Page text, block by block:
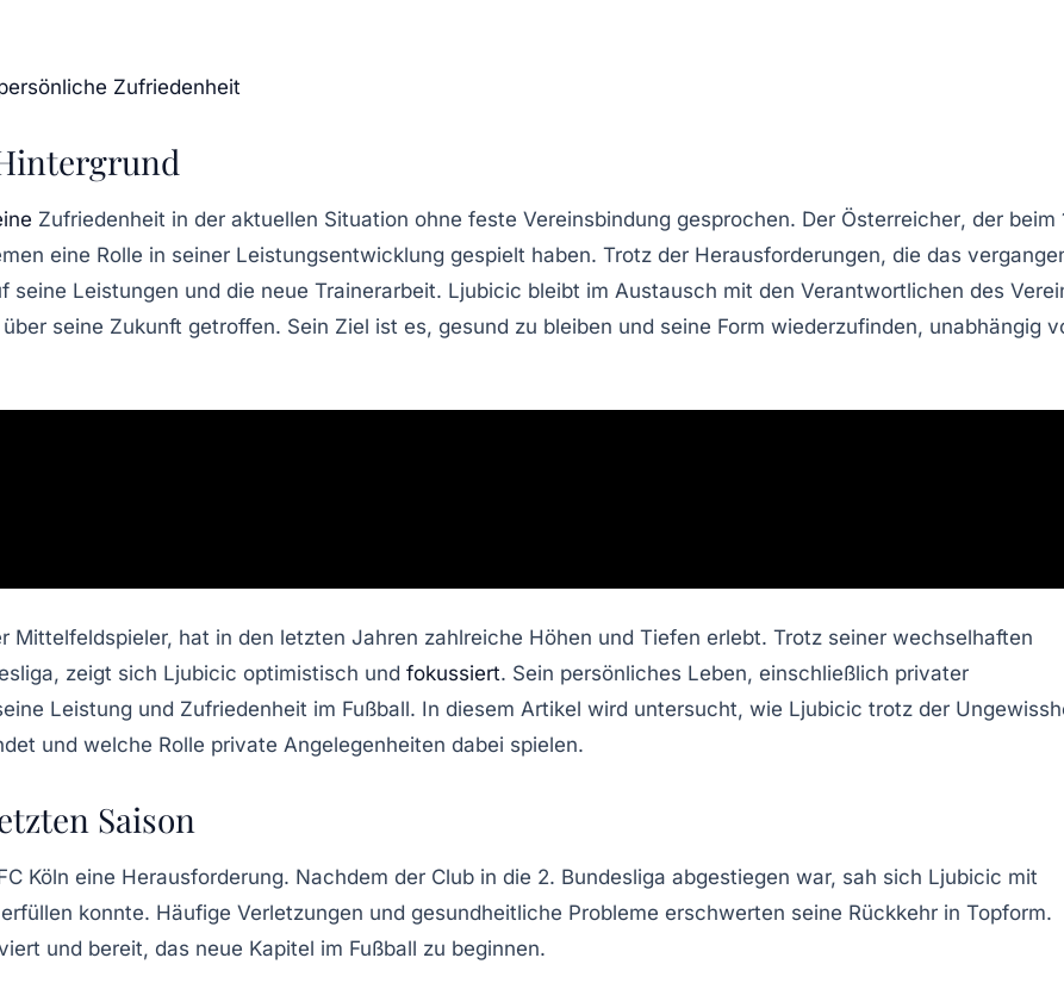
Zufriedenheit
Zufriedenheit in der aktuellen Situation ohne feste Vereinsbindung gesprochen. Der Österreicher, der beim
eine Rolle in seiner Leistungsentwicklung gespielt haben. Trotz der Herausforderungen, die das
seine Leistungen und die neue Trainerarbeit. Ljubicic bleibt im Austausch mit den Verantwortlichen des
seine Zukunft getroffen. Sein Ziel ist es, gesund zu bleiben und seine Form wiederzufinden, unabhängig
Mittelfeldspieler, hat in den letzten Jahren zahlreiche Höhen und Tiefen erlebt. Trotz seiner wechselhaften
zeigt sich Ljubicic optimistisch und fokussiert. Sein persönliches Leben, einschließlich privater
Leistung und Zufriedenheit im Fußball. In diesem Artikel wird untersucht, wie Ljubicic trotz der
und welche Rolle private Angelegenheiten dabei spielen.
Saison
Köln eine Herausforderung. Nachdem der Club in die 2. Bundesliga abgestiegen war, sah sich Ljubicic mit
konnte. Häufige Verletzungen und gesundheitliche Probleme erschwerten seine Rückkehr in Topform.
und bereit, das neue Kapitel im Fußball zu beginnen.